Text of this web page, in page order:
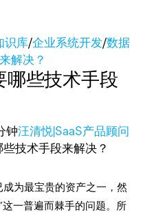
识库/企业系统开发/数据
解决？
哪些技术手段
钟汪清悦|SaaS产品顾问
为最宝贵的资产之一，然
一普遍而棘手的问题。所